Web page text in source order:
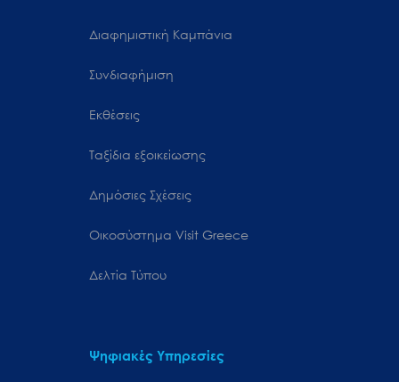
Διαφημιστική Καμπάνια
Συνδιαφήμιση
Εκθέσεις
Ταξίδια εξοικείωσης
Δημόσιες Σχέσεις
Oικοσύστημα Visit Greece
Δελτία Τύπου
Ψηφιακές Υπηρεσίες